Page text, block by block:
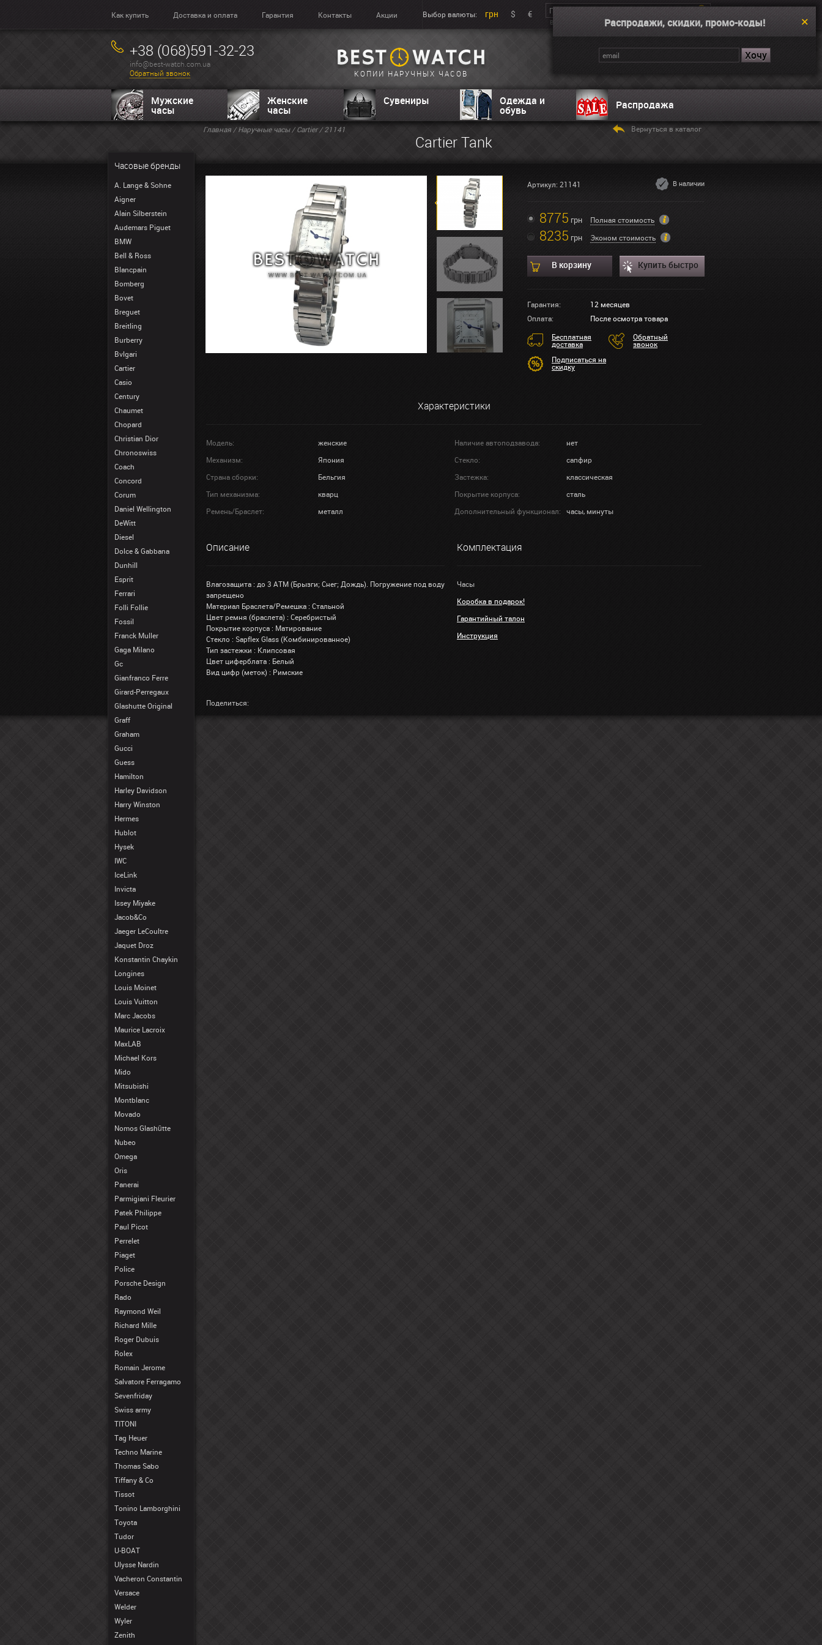
Как купить Доставка и оплата Гарантия Контакты Акции Выбор валюты: грн $ €
Введите поисковой запрос, например “Dual Time”
+38 (068)591-32-23
info@best-watch.com.ua
Обратный звонок
КОПИИ НАРУЧНЫХ ЧАСОВ
Корзина
Нет товаров
Мужские
часы
Женские
часы
Сувениры Одежда и
обувь Распродажа
Часовые бренды
A. Lange & Sohne
Aigner
Alain Silberstein
Audemars Piguet
BMW
Bell & Ross
Blancpain
Bomberg
Bovet
Breguet
Breitling
Burberry
Bvlgari
Cartier
Casio
Century
Chaumet
Chopard
Christian Dior
Chronoswiss
Coach
Concord
Corum
Daniel Wellington
DeWitt
Diesel
Dolce & Gabbana
Dunhill
Esprit
Ferrari
Folli Follie
Fossil
Franck Muller
Gaga Milano
Gc
Gianfranco Ferre
Girard-Perregaux
Glashutte Original
Graff
Graham
Gucci
Guess
Hamilton
Harley Davidson
Harry Winston
Hermes
Hublot
Hysek
IWC
IceLink
Invicta
Issey Miyake
Jacob&Co
Jaeger LeCoultre
Jaquet Droz
Konstantin Chaykin
Longines
Louis Moinet
Louis Vuitton
Marc Jacobs
Maurice Lacroix
MaxLAB
Michael Kors
Mido
Mitsubishi
Montblanc
Movado
Nomos Glashütte
Nubeo
Omega
Oris
Panerai
Parmigiani Fleurier
Patek Philippe
Paul Picot
Perrelet
Piaget
Police
Porsche Design
Rado
Raymond Weil
Richard Mille
Roger Dubuis
Rolex
Romain Jerome
Salvatore Ferragamo
Sevenfriday
Swiss army
TITONI
Tag Heuer
Techno Marine
Thomas Sabo
Tiffany & Co
Tissot
Tonino Lamborghini
Toyota
Tudor
U-BOAT
Ulysse Nardin
Vacheron Constantin
Versace
Welder
Wyler
Zenith
Главная/Наручные часы/Cartier/ 21141
Cartier Tank
Вернуться в каталог
Артикул: 21141 В наличии
8775 грн Полная стоимость
8235 грн Эконом стоимость
В корзину Купить быстро
Гарантия:
12 месяцев
Оплата:
После осмотра товара
Бесплатная
доставка
Обратный
звонок
Подписаться на
скидку
Характеристики
Модель: женские Наличие автоподзавода:
нет
Механизм:
Япония Стекло:
сапфир
Страна сборки:
Бельгия Застежка:
классическая
Тип механизма:
кварц Покрытие корпуса:
сталь
Ремень/Браслет:
металл Дополнительный функционал: часы, минуты
Описание
Влагозащита : до 3 АТМ (Брызги; Снег; Дождь). Погружение под воду
запрещено
Материал Браслета/Ремешка : Стальной
Цвет ремня (браслета) : Серебристый
Покрытие корпуса : Матирование
Стекло : Sapflex Glass (Комбинированное)
Тип застежки : Клипсовая
Цвет циферблата : Белый
Вид цифр (меток) : Римские
Комплектация
Часы
Коробка в подарок!
Гарантийный талон
Инструкция
Поделиться:
Распродажи, скидки, промо-коды!